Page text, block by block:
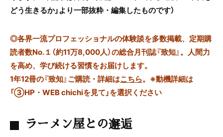
どう生きるか」より一部抜粋・編集したものです）
◎各界一流プロフェッショナルの体験談を多数掲載、定期購
読者数No.１（約11万8,000人）の総合月刊誌『致知』。人間力
を高め、学び続ける習慣をお届けします。
1年12冊の『致知』ご購読・詳細はこちら。 ※動機詳細は
「③HP・WEB chichiを見て」を選択ください
ラーメン屋との邂逅